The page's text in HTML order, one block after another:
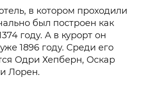
в котором проходили
был построен как
году. А в курорт он
1896 году. Среди его
Одри Хепберн, Оскар
Лорен.